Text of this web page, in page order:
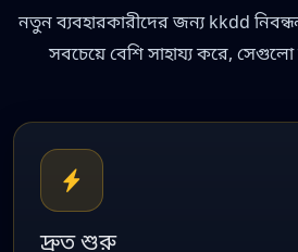
নতুন ব্যবহারকারীদের জন্য kkdd
সবচেয়ে বেশি সাহায্য করে,
দ্রুত শুরু